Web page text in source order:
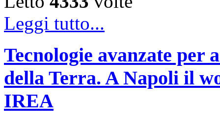
Leggi tutto...
Tecnologie avanzate per
della Terra. A Napoli il
IREA